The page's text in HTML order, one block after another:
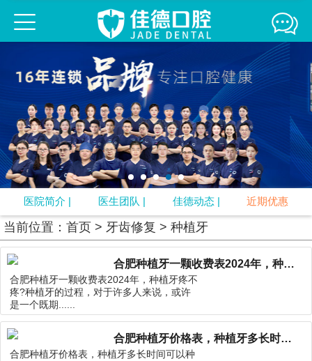
佳德简介 医生团队 来院路线
媒体报道 精彩互动 牙齿正畸
牙齿修复 口腔疾病 牙周治疗
口腔预防 视频中心 专题
口腔知识
医院简介 | 医生团队 | 佳德动态 | 近期优惠
当前位置： 首页 > 牙齿修复 > 种植牙
合肥种植牙一颗收费表2024年，种植牙疼不疼?
合肥种植牙一颗收费表2024年，种植牙疼不
疼?种植牙的过程，对于许多人来说，或许
是一个既期......
合肥种植牙价格表，种植牙多长时间可以种好?
合肥种植牙价格表，种植牙多长时间可以种